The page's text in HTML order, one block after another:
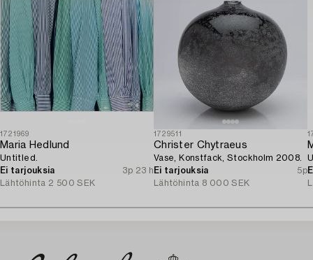
1721969
Maria Hedlund
Untitled.
Ei tarjouksia
3p 23 h
Lähtöhinta 2 500 SEK
1729511
Christer Chytraeus
Vase, Konstfack, Stockholm 2008.
Ei tarjouksia
5p
Lähtöhinta 8 000 SEK